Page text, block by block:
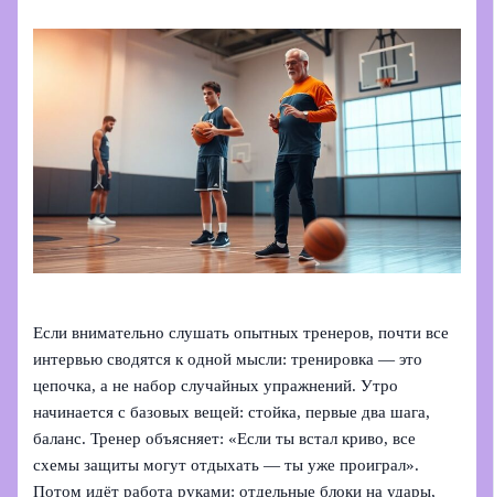
Если внимательно слушать опытных тренеров, почти все
интервью сводятся к одной мысли: тренировка — это
цепочка, а не набор случайных упражнений. Утро
начинается с базовых вещей: стойка, первые два шага,
баланс. Тренер объясняет: «Если ты встал криво, все
схемы защиты могут отдыхать — ты уже проиграл».
Потом идёт работа руками: отдельные блоки на удары,